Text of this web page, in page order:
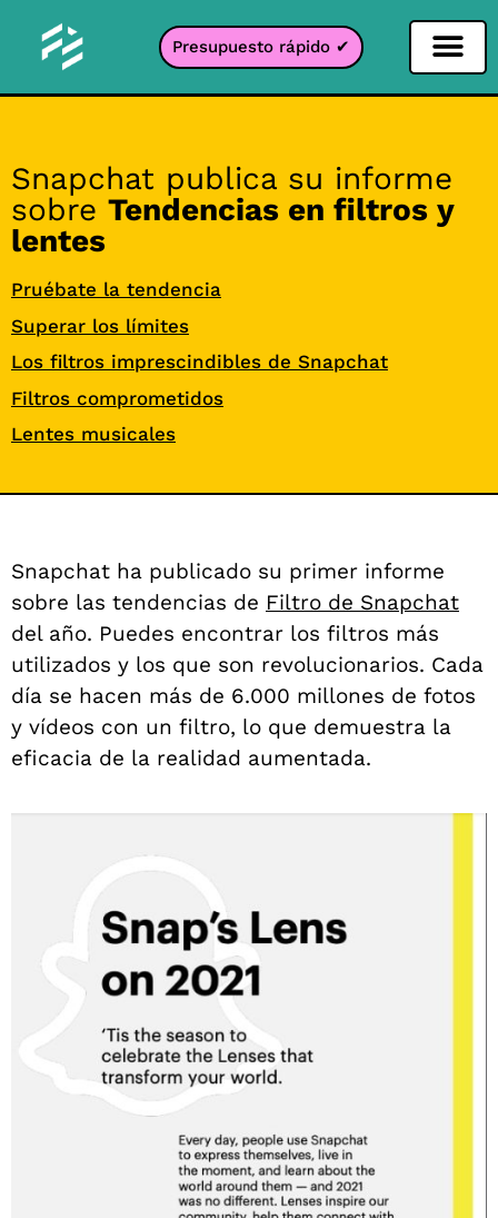
Presupuesto rápido ✔
Snapchat publica su informe
sobre Tendencias en filtros y
lentes
Pruébate la tendencia
Superar los límites
Los filtros imprescindibles de Snapchat
Filtros comprometidos
Lentes musicales
Snapchat ha publicado su primer informe
sobre las tendencias de Filtro de Snapchat
del año. Puedes encontrar los filtros más
utilizados y los que son revolucionarios. Cada
día se hacen más de 6.000 millones de fotos
y vídeos con un filtro, lo que demuestra la
eficacia de la realidad aumentada.